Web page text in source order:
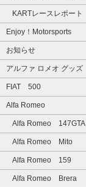
KARTレースレポート
Enjoy！Motorsports
お知らせ
アルファ ロメオ グッズ
FIAT 500
Alfa Romeo
Alfa Romeo 147GTA
Alfa Romeo Mito
Alfa Romeo 159
Alfa Romeo Brera